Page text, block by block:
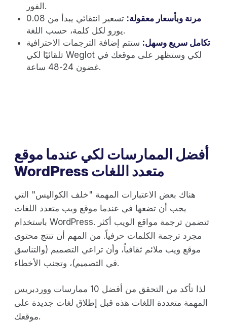
الفور.
مرنة وبأسعار معقولة:
تسعير انتقائي يبدأ من 0.08
يورو لكل كلمة، حسب اللغة.
تكامل سريع وسهل: ستتم إضافة الترجمات الاحترافية
تلقائيًا لكي Weglot لكي وستظهر على موقعك في
غضون 24-48 ساعة.
أفضل الممارسات لكي عندما موقع
WordPress متعدد اللغات
هناك بعض الاعتبارات المهمة "خلف الكواليس" التي
يجب أن تضعها في عندما موقع ويب متعدد اللغات
باستخدام WordPress. تتضمن ترجمة مواقع الويب أكثر
مجرد ترجمة الكلمات حرفياً. من المهم أن تنتج محتوى
موقع ويب ملائم ثقافياً، وأن تراعي التصميم (والتناسق
في التصميم)، وتجنب الأخطاء.
لذا تأكد من التحقق من أفضل 10 ممارسات ووردبريس
المهمة متعددة اللغات هذه قبل إطلاق لغات جديدة على
موقعك.